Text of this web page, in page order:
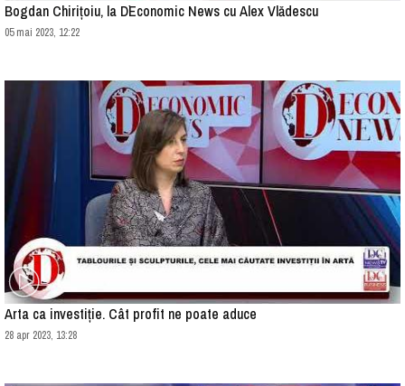
Bogdan Chirițoiu, la D`Economic News cu Alex Vlădescu
05 mai 2023, 12:22
Arta ca investiție. Cât profit ne poate aduce
28 apr 2023, 13:28